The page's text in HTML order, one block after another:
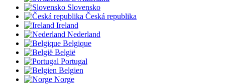
Slovensko
Česká republika
Ireland
Nederland
Belgique
België
Portugal
Belgien
Norge